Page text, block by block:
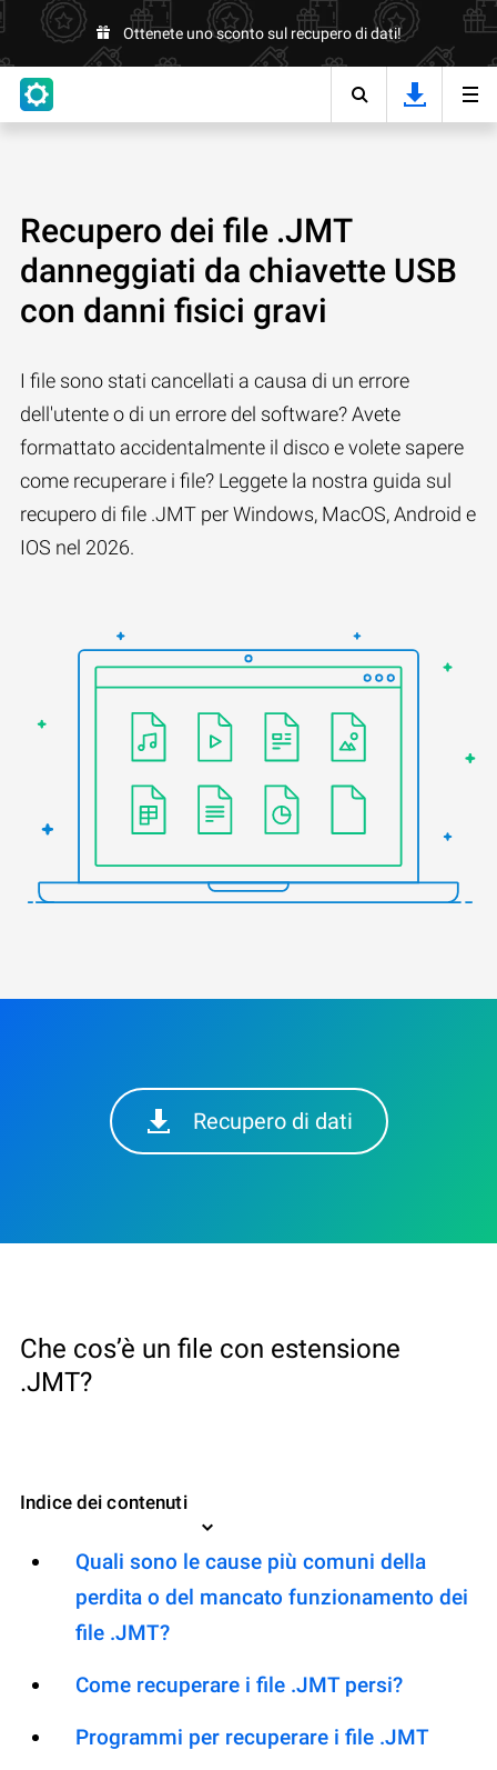
Ottenete uno sconto sul recupero di dati!
Recupero dei file .JMT
danneggiati da chiavette USB
con danni fisici gravi
I file sono stati cancellati a causa di un errore
dell'utente o di un errore del software? Avete
formattato accidentalmente il disco e volete sapere
come recuperare i file? Leggete la nostra guida sul
recupero di file .JMT per Windows, MacOS, Android e
IOS nel 2026.
Recupero di dati
Che cos’è un file con estensione
.JMT?
Indice dei contenuti
Quali sono le cause più comuni della
perdita o del mancato funzionamento dei
file .JMT?
Come recuperare i file .JMT persi?
Programmi per recuperare i file .JMT